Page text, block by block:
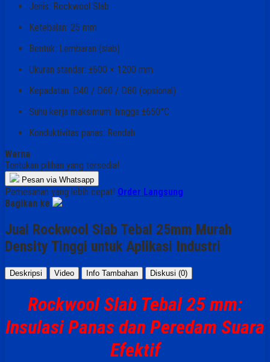
Jenis: Rockwool Slab
Ketebalan: 25 mm
Bentuk: Lembaran (slab)
Ukuran standar: ±600 × 1200 mm
Kepadatan: D40 / D60 / D80 (opsional)
Suhu kerja maksimum: hingga ±650°C
Konduktivitas panas: Rendah
Warna
Tentukan pilihan yang tersedia!
Pesan via Whatsapp
Pemesanan yang lebih cepat! Order Langsung
Bagikan ke
Jual Rockwool Slab Tebal 25mm Murah
Density Tinggi untuk Aplikasi Industri
Deskripsi Video Info Tambahan Diskusi (0)
Rockwool Slab Tebal 25 mm:
Insulasi Panas dan Peredam Suara
Efektif